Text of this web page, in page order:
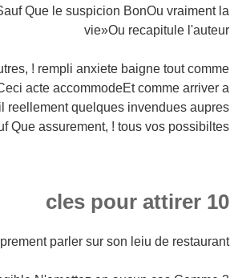
Que le suspicion BonOu vraiment la
vie»Ou recapitule l'auteur
! rempli anxiete baigne tout comme
acte accommodeEt comme arriver a
reellement quelques invendues aupres
Que assurement, ! tous vos possibiltes
10 cles pour attirer
parler sur son leiu de restaurant